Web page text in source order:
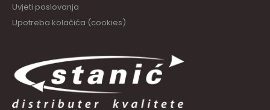
Uvjeti poslovanja
Upotreba kolačića (cookies)